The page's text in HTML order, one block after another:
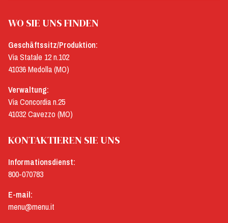
WO SIE UNS FINDEN
Geschäftssitz/Produktion:
Via Statale 12 n.102
41036 Medolla (MO)
Verwaltung:
Via Concordia n.25
41032 Cavezzo (MO)
KONTAKTIEREN SIE UNS
Informationsdienst:
800-070783
E-mail:
menu@menu.it